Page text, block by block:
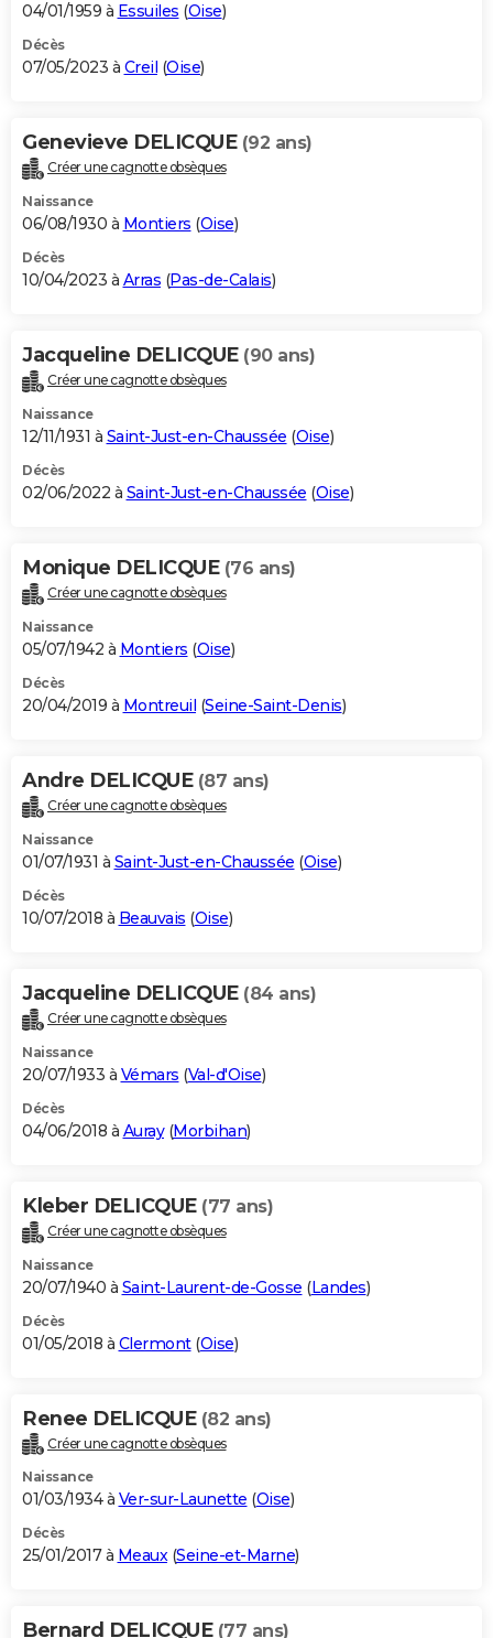
04/01/1959 à Essuiles (Oise)
Décès
07/05/2023 à Creil (Oise)
Genevieve DELICQUE (92 ans)
Créer une cagnotte obsèques
Naissance
06/08/1930 à Montiers (Oise)
Décès
10/04/2023 à Arras (Pas-de-Calais)
Jacqueline DELICQUE (90 ans)
Créer une cagnotte obsèques
Naissance
12/11/1931 à Saint-Just-en-Chaussée (Oise)
Décès
02/06/2022 à Saint-Just-en-Chaussée (Oise)
Monique DELICQUE (76 ans)
Créer une cagnotte obsèques
Naissance
05/07/1942 à Montiers (Oise)
Décès
20/04/2019 à Montreuil (Seine-Saint-Denis)
Andre DELICQUE (87 ans)
Créer une cagnotte obsèques
Naissance
01/07/1931 à Saint-Just-en-Chaussée (Oise)
Décès
10/07/2018 à Beauvais (Oise)
Jacqueline DELICQUE (84 ans)
Créer une cagnotte obsèques
Naissance
20/07/1933 à Vémars (Val-d'Oise)
Décès
04/06/2018 à Auray(Morbihan)
Kleber DELICQUE (77 ans)
Créer une cagnotte obsèques
Naissance
20/07/1940 à Saint-Laurent-de-Gosse (Landes)
Décès
01/05/2018 à Clermont(Oise)
Renee DELICQUE (82 ans)
Créer une cagnotte obsèques
Naissance
01/03/1934 à Ver-sur-Launette (Oise)
Décès
25/01/2017 à Meaux(Seine-et-Marne)
Bernard DELICQUE (77 ans)